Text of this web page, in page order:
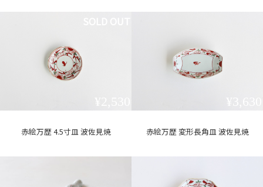
赤絵万歴 4.5寸皿 波佐見焼
¥2,530
赤絵万歴 変形長角皿 波佐見焼
¥3,630